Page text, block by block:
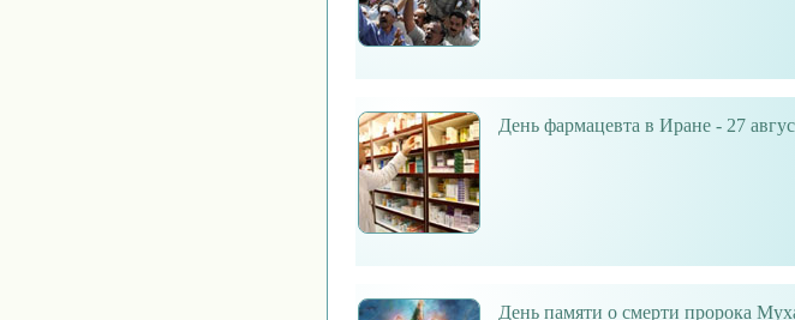
День фармацевта в Иране - 27
День памяти о смерти пророка